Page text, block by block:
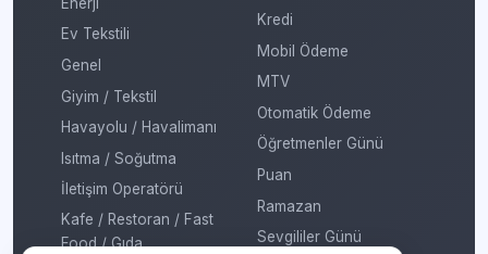
Ev Tekstili
Genel
Giyim / Tekstil
Havayolu / Havalimanı
Isıtma / Soğutma
İletişim Operatörü
Kafe / Restoran / Fast
Food / Gıda
Kredi
Mobil Ödeme
MTV
Otomatik Ödeme
Öğretmenler Günü
Puan
Ramazan
Sevgililer Günü